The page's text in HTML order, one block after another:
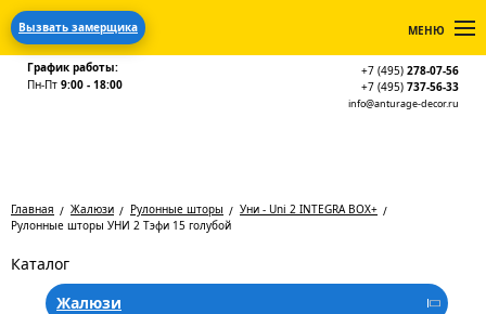
Вызвать замерщика МЕНЮ
График работы:
Пн-Пт 9:00 - 18:00
+7 (495) 278-07-56
+7 (495) 737-56-33
info@anturage-decor.ru
Главная Жалюзи Рулонные шторы
Уни - Uni 2 INTEGRA BOX+
Рулонные шторы УНИ 2 Тэфи 15 голубой
Каталог
Жалюзи